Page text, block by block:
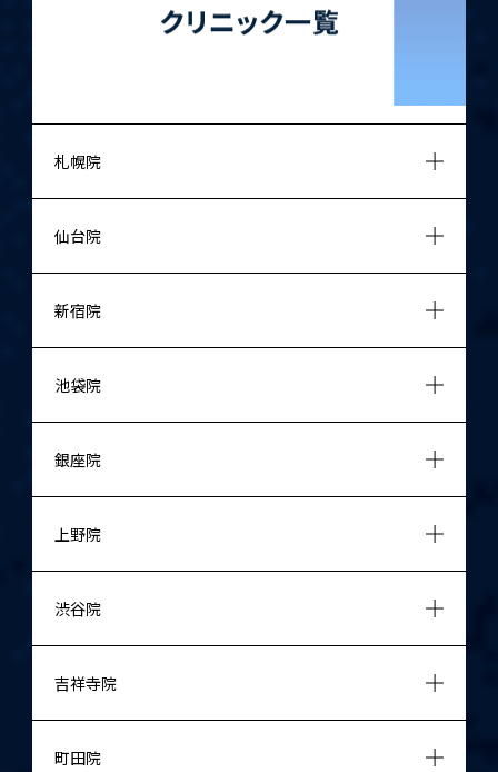
札幌院
仙台院
新宿院
池袋院
銀座院
上野院
渋谷院
吉祥寺院
町田院